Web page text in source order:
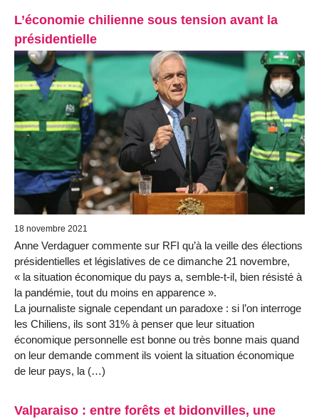
L’économie chilienne sous tension avant la
présidentielle
18 novembre 2021
Anne Verdaguer commente sur RFI qu’à la veille des élections
présidentielles et législatives de ce dimanche 21 novembre,
« la situation économique du pays a, semble-t-il, bien résisté à
la pandémie, tout du moins en apparence ».
La journaliste signale cependant un paradoxe : si l’on interroge
les Chiliens, ils sont 31% à penser que leur situation
économique personnelle est bonne ou très bonne mais quand
on leur demande comment ils voient la situation économique
de leur pays, la (…)
Valparaiso : entre forêts et bidonvilles, une